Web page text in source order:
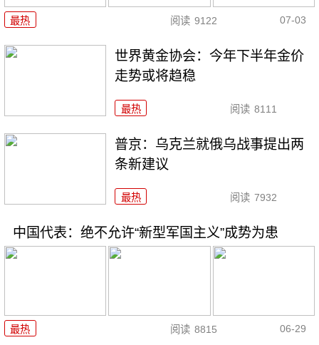
最热 阅读 9122 07-03
世界黄金协会：今年下半年金价
走势或将趋稳
最热 阅读 8111
普京：乌克兰就俄乌战事提出两
条新建议
最热 阅读 7932
中国代表：绝不允许“新型军国主义”成势为患
最热 阅读 8815 06-29